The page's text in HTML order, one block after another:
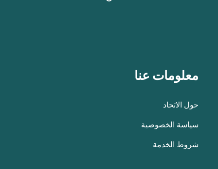
معلومات عنا
حول الاتحاد
سياسة الخصوصية
شروط الخدمة